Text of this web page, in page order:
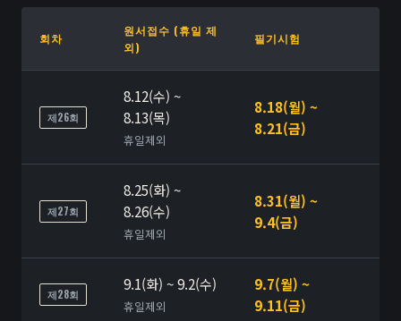
회차
원서접수 (휴일 제
외)
필기시험
제26회
8.12(수) ~
8.13(목)
휴일제외
8.18(월) ~
8.21(금)
제27회
8.25(화) ~
8.26(수)
휴일제외
8.31(월) ~
9.4(금)
제28회
9.1(화) ~ 9.2(수)
휴일제외
9.7(월) ~
9.11(금)